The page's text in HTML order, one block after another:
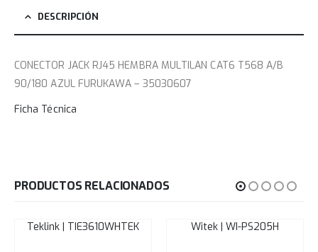
DESCRIPCIÓN
CONECTOR JACK RJ45 HEMBRA MULTILAN CAT6 T568 A/B
90/180 AZUL FURUKAWA – 35030607
Ficha Técnica
PRODUCTOS RELACIONADOS
Teklink | TIE3610WHTEK Witek | WI-PS205H